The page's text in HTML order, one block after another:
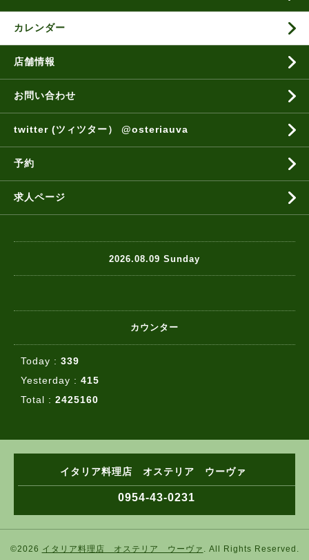
カレンダー
店舗情報
お問い合わせ
twitter (ツィツター） @osteriauva
予約
求人ページ
2026.08.09 Sunday
カウンター
Today : 339
Yesterday : 415
Total : 2425160
イタリア料理店 オステリア ウーヴァ
0954-43-0231
©2026 イタリア料理店 オステリア ウーヴァ . All Rights Reserved.